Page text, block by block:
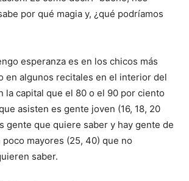
por qué magia y, ¿qué podríamos
esperanza es en los chicos más
en algunos recitales en el interior del
la capital que el 80 o el 90 por ciento
asisten es gente joven (16, 18, 20
gente que quiere saber y hay gente de
mayores (25, 40) que no
saber.